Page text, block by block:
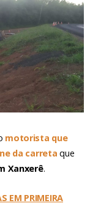
motorista que
da carreta que
Xanxerê.
EM PRIMEIRA